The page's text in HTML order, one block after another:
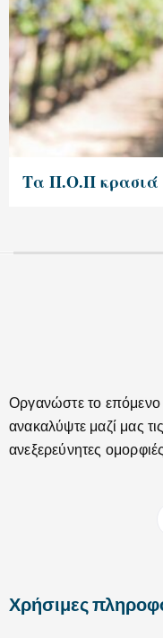
Τα Π.Ο.Π κρασιά
Οργανώστε το επόμενο
ανακαλύψτε μαζί μας
ανεξερεύνητες
Χρήσιμες